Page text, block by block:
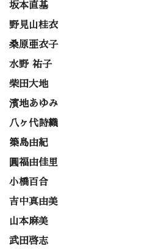
坂本直基
野見山桂衣
桑原亜衣子
水野 祐子
柴田大地
濱地あゆみ
八ヶ代詩織
築島由紀
圓福由佳里
小橋百合
吉中真由美
山本麻美
武田啓志